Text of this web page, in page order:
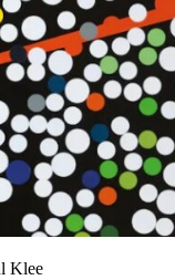
Klee